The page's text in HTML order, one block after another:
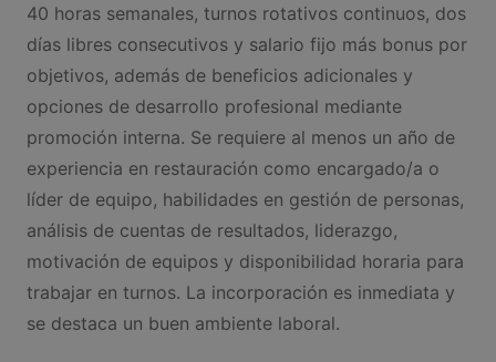
40 horas semanales, turnos rotativos continuos, dos
días libres consecutivos y salario fijo más bonus por
objetivos, además de beneficios adicionales y
opciones de desarrollo profesional mediante
promoción interna. Se requiere al menos un año de
experiencia en restauración como encargado/a o
líder de equipo, habilidades en gestión de personas,
análisis de cuentas de resultados, liderazgo,
motivación de equipos y disponibilidad horaria para
trabajar en turnos. La incorporación es inmediata y
se destaca un buen ambiente laboral.